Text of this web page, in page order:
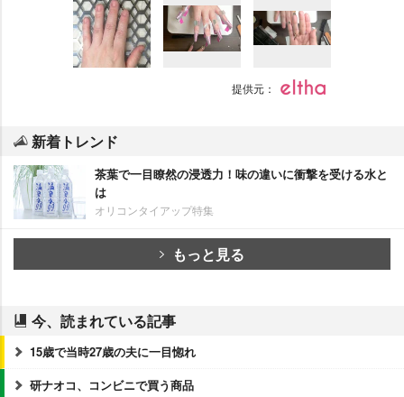
提供元：
新着トレンド
茶葉で一目瞭然の浸透力！味の違いに衝撃を受ける水と
は
オリコンタイアップ特集
もっと見る
今、読まれている記事
15歳で当時27歳の夫に一目惚れ
研ナオコ、コンビニで買う商品